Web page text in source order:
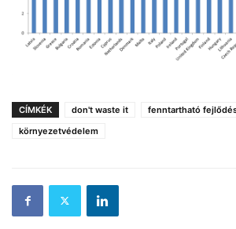
CÍMKÉK don't waste it
fenntartható
környezetvédelem